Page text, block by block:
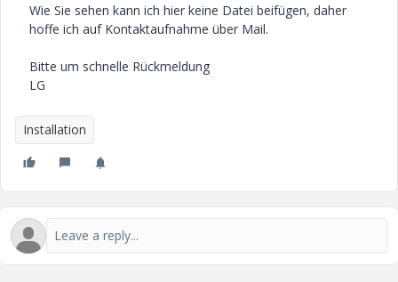
Wie Sie sehen kann ich hier keine Datei beifügen, daher
hoffe ich auf Kontaktaufnahme über Mail.
Bitte um schnelle Rückmeldung
LG
Installation